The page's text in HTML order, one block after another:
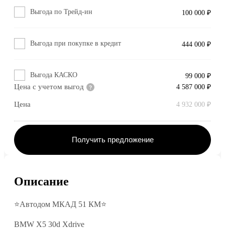
100 000 ₽
Выгода по Трейд-ин
444 000 ₽
Выгода при покупке в кредит
99 000 ₽
Выгода КАСКО
Цена с учетом выгод 4 587 000 ₽
Цена 4 932 000 ₽
Получить предложение
Описание
⭐Автодом МКАД 51 КМ⭐
BMW X5 30d Xdrive